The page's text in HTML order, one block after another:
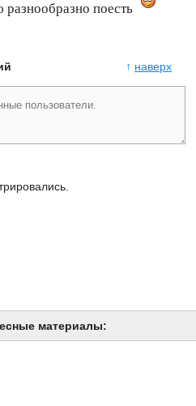
поесть
↑ наверх
материалы: